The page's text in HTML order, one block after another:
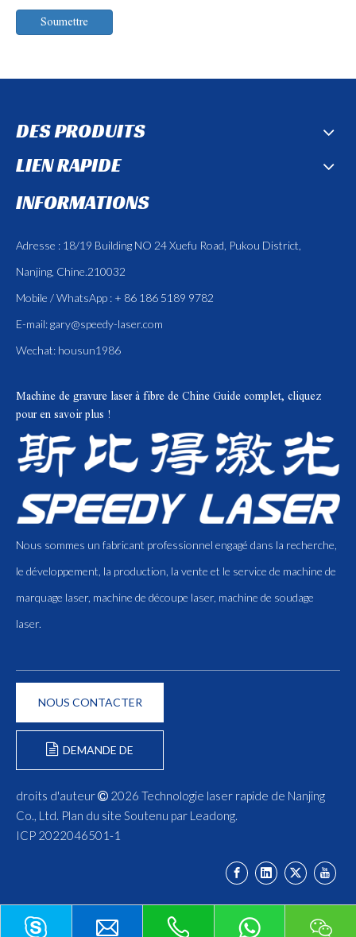
Soumettre
DES PRODUITS
LIEN RAPIDE
INFORMATIONS
Adresse : 18/19 Building NO 24 Xuefu Road, Pukou District,
Nanjing, Chine.210032
Mobile / WhatsApp : + 86 186 5189 9782
E-mail:gary@speedy-laser.com
Wechat: housun1986
Machine de gravure laser à fibre de Chine Guide complet, cliquez
pour en savoir plus !
Nous sommes un fabricant professionnel engagé dans la recherche,
le développement, la production, la vente et le service de machine de
marquage laser, machine de découpe laser, machine de soudage
laser.
NOUS CONTACTER
DEMANDE DE
FORMULAIRE
droits d'auteur  2026 Technologie laser rapide de Nanjing
Co., Ltd. Plan du site Soutenu par Leadong.
ICP 2022046501-1